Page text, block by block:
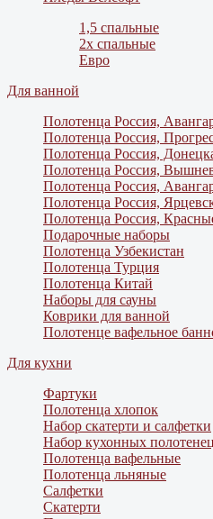
1,5 спальные
2х спальные
Евро
Для ванной
Полотенца Россия,
Полотенца Россия,
Полотенца Россия,
Полотенца Россия,
Полотенца Россия,
Полотенца Россия,
Полотенца Россия,
Подарочные наборы
Полотенца Узбекистан
Полотенца Турция
Полотенца Китай
Наборы для сауны
Коврики для ванной
Полотенце вафельное
Для кухни
Фартуки
Полотенца хлопок
Набор скатерти и салфетки
Набор кухонных полотенец
Полотенца вафельные
Полотенца льняные
Салфетки
Скатерти